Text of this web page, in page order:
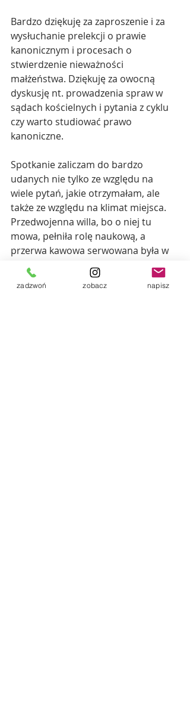
Bardzo dziękuję za zaproszenie i za
wysłuchanie prelekcji o prawie
kanonicznym i procesach o
stwierdzenie nieważności
małżeństwa. Dziękuję za owocną
dyskusję nt. prowadzenia spraw w
sądach kościelnych i pytania z cyklu
czy warto studiować prawo
kanoniczne.
Spotkanie zaliczam do bardzo
udanych nie tylko ze względu na
wiele pytań, jakie otrzymałam, ale
także ze względu na klimat miejsca.
Przedwojenna willa, bo o niej tu
mowa, pełniła rolę naukową, a
przerwa kawowa serwowana była w
zaczarowanym ogrodzie pośród
połaci zieleni i przebijających się
promieni słonecznych, zamiast w
zadzwoń zobacz napisz